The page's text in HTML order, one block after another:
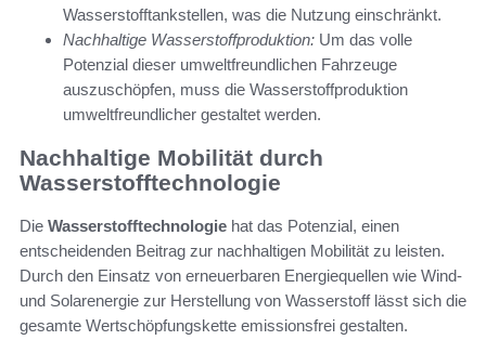
Wasserstofftankstellen, was die Nutzung einschränkt.
Nachhaltige Wasserstoffproduktion: Um das volle
Potenzial dieser umweltfreundlichen Fahrzeuge
auszuschöpfen, muss die Wasserstoffproduktion
umweltfreundlicher gestaltet werden.
Nachhaltige Mobilität durch
Wasserstofftechnologie
Die Wasserstofftechnologie hat das Potenzial, einen
entscheidenden Beitrag zur nachhaltigen Mobilität zu leisten.
Durch den Einsatz von erneuerbaren Energiequellen wie Wind-
und Solarenergie zur Herstellung von Wasserstoff lässt sich die
gesamte Wertschöpfungskette emissionsfrei gestalten.